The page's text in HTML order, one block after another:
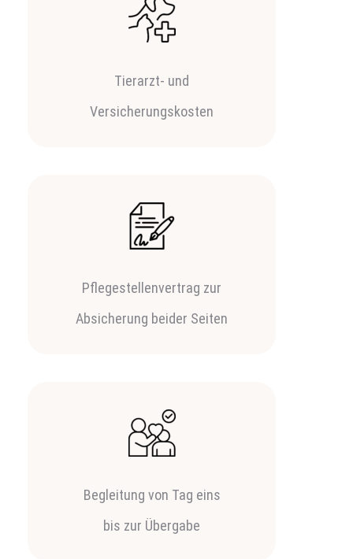
Tierarzt- und
Versicherungskosten
Pflegestellenvertrag zur
Absicherung beider Seiten
Begleitung von Tag eins
bis zur Übergabe